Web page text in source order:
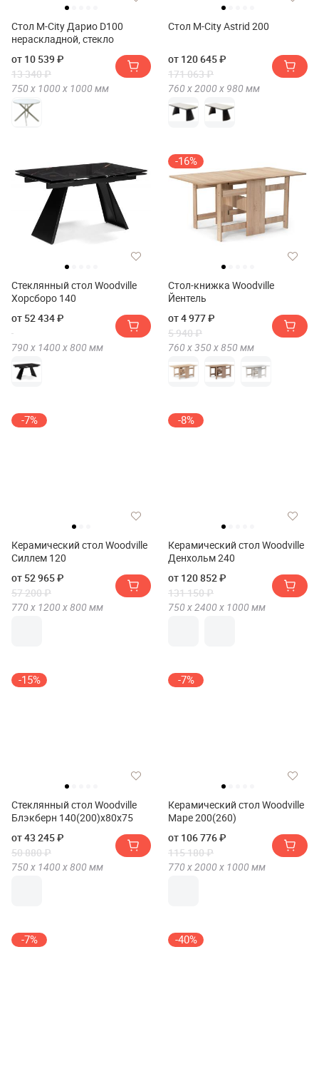
Стол M-City Дарио D100
нераскладной, стекло
от 10 539 ₽
13 340 ₽
750 х 1000 х 1000 мм
Стол M-City Astrid 200
от 120 645 ₽
171 063 ₽
760 х 2000 х 980 мм
Стеклянный стол Woodville
Хорсборо 140
от 52 434 ₽
790 х 1400 х800 мм
-16%
Стол-книжка Woodville
Йентель
от 4 977 ₽
5 940 ₽
760 х350 х850 мм
-7%
Керамический стол Woodville
Силлем 120
от 52 965 ₽
57 200 ₽
770 х 1200 х800 мм
-8%
Керамический стол Woodville
Денхольм 240
от 120 852 ₽
131 150 ₽
750 х2400 х 1000 мм
-15%
Стеклянный стол Woodville
Блэкберн 140(200)х80х75
от 43 245 ₽
50 880 ₽
750 х 1400 х800 мм
-7%
Керамический стол Woodville
Маре 200(260)
от 106 776 ₽
115 180 ₽
770 х2000 х 1000 мм
-7% -40%